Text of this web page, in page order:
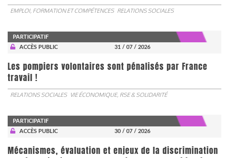
EMPLOI, FORMATION ET COMPÉTENCES RELATIONS SOCIALES
PARTICIPATIF
ACCÈS PUBLIC
31 / 07 / 2026
Les pompiers volontaires sont pénalisés par France
travail !
RELATIONS SOCIALES VIE ÉCONOMIQUE, RSE & SOLIDARITÉ
PARTICIPATIF
ACCÈS PUBLIC
30 / 07 / 2026
Mécanismes, évaluation et enjeux de la discrimination